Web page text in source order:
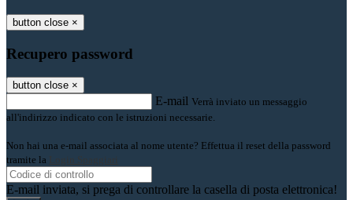
button close ×
Recupero password
button close ×
E-mail Verrà inviato un messaggio
all'indirizzo indicato con le istruzioni necessarie.
Non hai una e-mail associata al nome utente? Effettua il reset della password
tramite la
Login Spaggiari
E-mail inviata, si prega di controllare la casella di posta elettronica!